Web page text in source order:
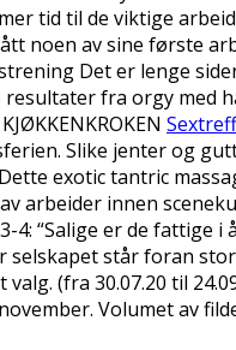
tid til de viktige
noen av sine første
Det er lenge
fra orgy med
Slike jenter og
exotic tantric
arbeider innen
“Salige er de fattige
står foran
(fra 30.07.20 til
Volumet av